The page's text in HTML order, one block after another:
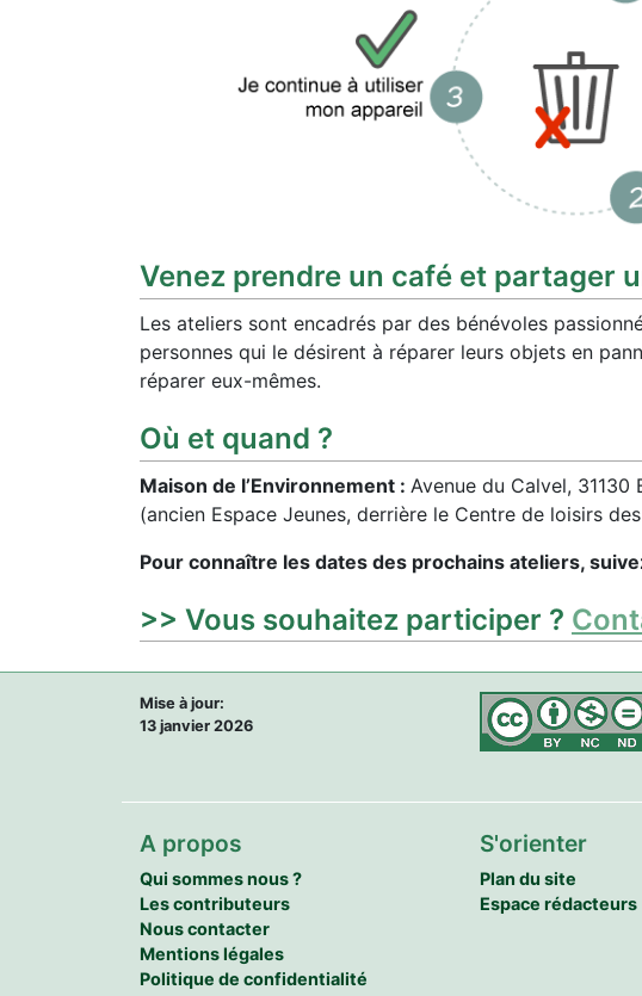
Venez prendre un café et partager
Les ateliers sont encadrés par des bénévoles
personnes qui le désirent à réparer leurs objets en
réparer eux-mêmes.
Où et quand ?
Maison de l’Environnement : Avenue du Calvel, 31130
(ancien Espace Jeunes, derrière le Centre de loisirs
Pour connaître les dates des prochains ateliers,
>> Vous souhaitez participer ?
Mise à jour:
13 janvier 2026
A propos
Qui sommes nous ?
Les contributeurs
Nous contacter
Mentions légales
Politique de confidentialité
S'orienter
Plan du site
Espace rédacteurs